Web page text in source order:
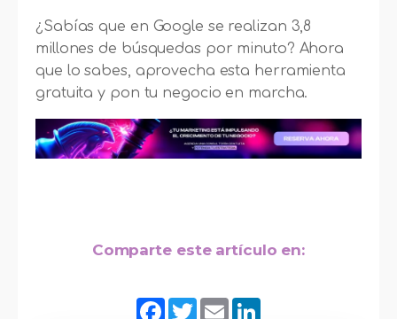
¿Sabías que en Google se realizan 3,8
millones de búsquedas por minuto? Ahora
que lo sabes, aprovecha esta herramienta
gratuita y pon tu negocio en marcha.
Comparte este artículo en:
Facebook
TwitterEmail